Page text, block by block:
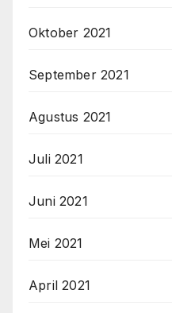
Oktober 2021
September 2021
Agustus 2021
Juli 2021
Juni 2021
Mei 2021
April 2021